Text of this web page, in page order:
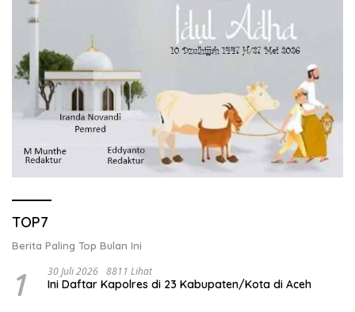
TOP7
Berita Paling Top Bulan Ini
1 30 Juli 2026 8811 Lihat
Ini Daftar Kapolres di 23 Kabupaten/Kota di Aceh